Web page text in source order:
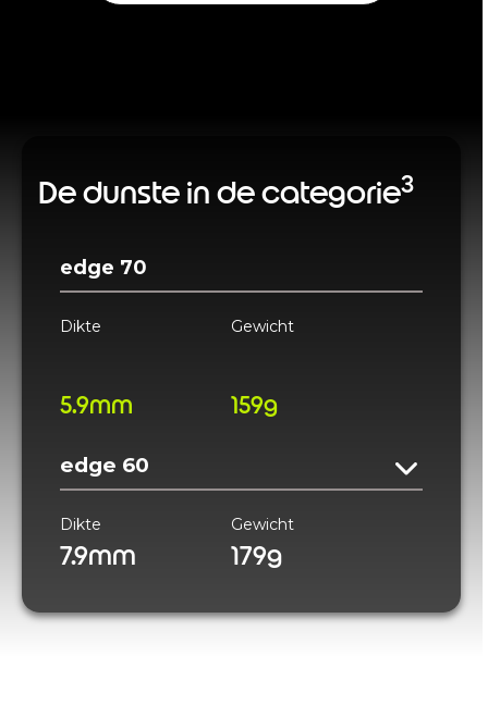
De dunste in de categorie3
edge 70
Dikte
5.9mm
Gewicht
159g
edge 60
Dikte
7.9mm
Gewicht
179g